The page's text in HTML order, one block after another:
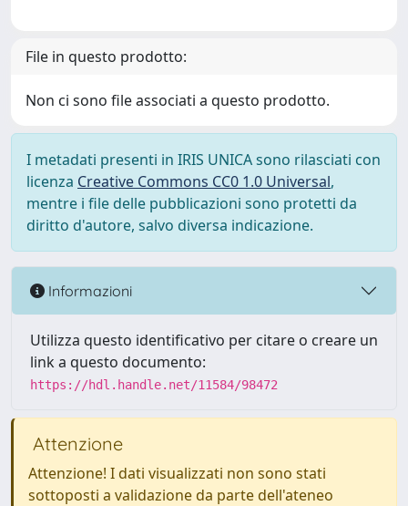
File in questo prodotto:
Non ci sono file associati a questo prodotto.
I metadati presenti in IRIS UNICA sono rilasciati con
licenza Creative Commons CC0 1.0 Universal,
mentre i file delle pubblicazioni sono protetti da
diritto d'autore, salvo diversa indicazione.
Informazioni
Utilizza questo identificativo per citare o creare un
link a questo documento:
https://hdl.handle.net/11584/98472
Attenzione
Attenzione! I dati visualizzati non sono stati
sottoposti a validazione da parte dell'ateneo